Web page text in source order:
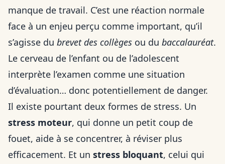
manque de travail. C’est une réaction normale
face à un enjeu perçu comme important, qu’il
s’agisse du brevet des collèges ou du baccalauréat.
Le cerveau de l’enfant ou de l’adolescent
interprète l’examen comme une situation
d’évaluation… donc potentiellement de danger.
Il existe pourtant deux formes de stress. Un
stress moteur, qui donne un petit coup de
fouet, aide à se concentrer, à réviser plus
efficacement. Et un stress bloquant, celui qui